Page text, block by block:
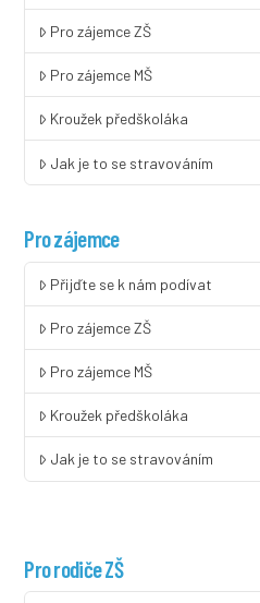
Pro zájemce ZŠ
Pro zájemce MŠ
Kroužek předškoláka
Jak je to se stravováním
Pro zájemce
Přijďte se k nám podívat
Pro zájemce ZŠ
Pro zájemce MŠ
Kroužek předškoláka
Jak je to se stravováním
Pro rodiče ZŠ